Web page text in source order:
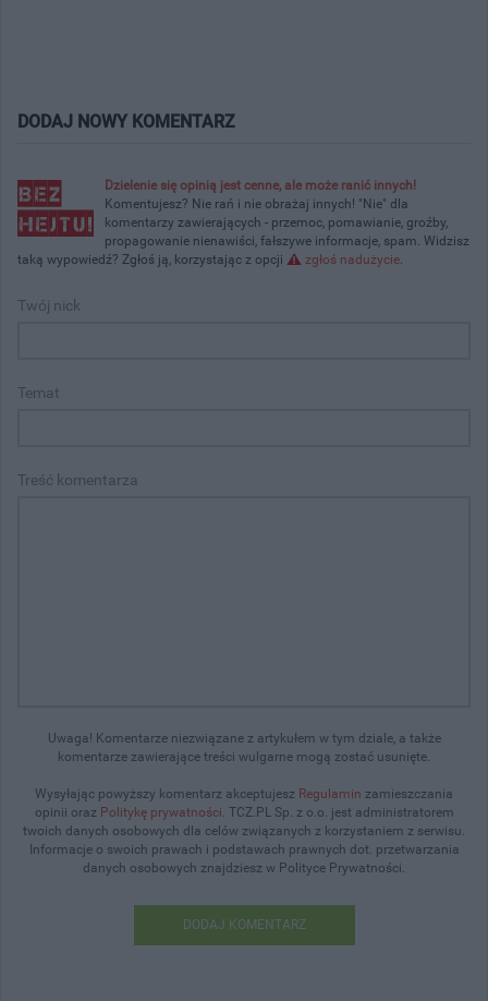
DODAJ NOWY KOMENTARZ
Dzielenie się opinią jest cenne, ale może ranić innych!
Komentujesz? Nie rań i nie obrażaj innych! "Nie" dla
komentarzy zawierających - przemoc, pomawianie, groźby,
propagowanie nienawiści, fałszywe informacje, spam. Widzisz
taką wypowiedź? Zgłoś ją, korzystając z opcji
zgłoś nadużycie.
Twój nick
Temat
Treść komentarza
Uwaga! Komentarze niezwiązane z artykułem w tym dziale, a także
komentarze zawierające treści wulgarne mogą zostać usunięte.
Wysyłając powyższy komentarz akceptujesz Regulamin zamieszczania
opinii oraz Politykę prywatności. TCZ.PL Sp. z o.o. jest administratorem
twoich danych osobowych dla celów związanych z korzystaniem z serwisu.
Informacje o swoich prawach i podstawach prawnych dot. przetwarzania
danych osobowych znajdziesz w Polityce Prywatności.
DODAJ KOMENTARZ